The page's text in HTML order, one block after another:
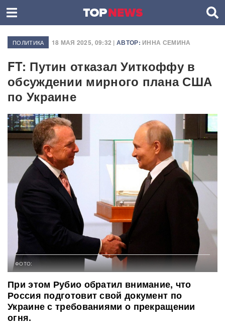
ПОЛИТИКА 18 МАЯ 2025, 09:32 | АВТОР: ИННА СЕМИНА
FT: Путин отказал Уиткоффу в
обсуждении мирного плана США
по Украине
ФОТО:
При этом Рубио обратил внимание, что
Россия подготовит свой документ по
Украине с требованиями о прекращении
огня.